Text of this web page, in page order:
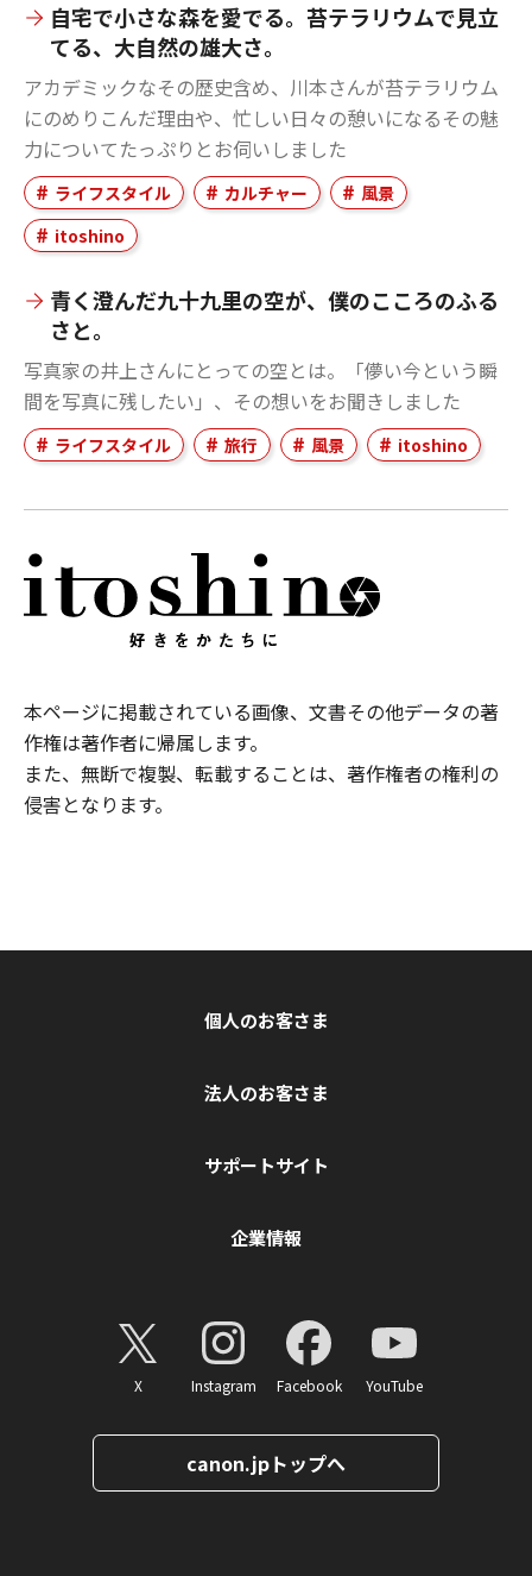
自宅で小さな森を愛でる。苔テラリウムで見立
てる、大自然の雄大さ。
アカデミックなその歴史含め、川本さんが苔テラリウム
にのめりこんだ理由や、忙しい日々の憩いになるその魅
力についてたっぷりとお伺いしました
ライフスタイル カルチャー
風景
itoshino
青く澄んだ九十九里の空が、僕のこころのふる
さと。
写真家の井上さんにとっての空とは。「儚い今という瞬
間を写真に残したい」、その想いをお聞きしました
ライフスタイル 旅行 風景 itoshino
本ページに掲載されている画像、文書その他データの著
作権は著作者に帰属します。
また、無断で複製、転載することは、著作権者の権利の
侵害となります。
個人のお客さま
法人のお客さま
サポートサイト
企業情報
X Instagram Facebook YouTube
canon.jpトップへ